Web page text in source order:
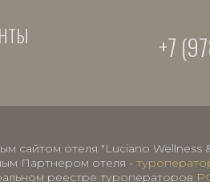
+7
сайтом отеля "Luciano Wellness
Партнером отеля -
реестре туроператоров